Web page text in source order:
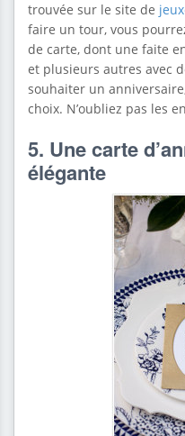
trouvée sur le site de
faire un tour, vous
de carte, dont une faite
et plusieurs autres avec
souhaiter un
choix. N’oubliez pas les
5. Une carte
élégante